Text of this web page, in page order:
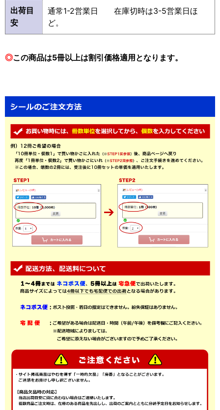
出荷目
安
通常1-2営業日 在庫切時は3-5営業日ほ
ど。
◎この商品は5冊以上は割引価格適用となります。